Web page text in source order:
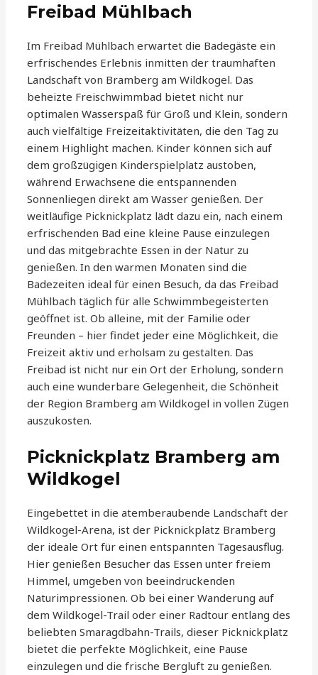
Freibad Mühlbach
Im Freibad Mühlbach erwartet die Badegäste ein
erfrischendes Erlebnis inmitten der traumhaften
Landschaft von Bramberg am Wildkogel. Das
beheizte Freischwimmbad bietet nicht nur
optimalen Wasserspaß für Groß und Klein, sondern
auch vielfältige Freizeitaktivitäten, die den Tag zu
einem Highlight machen. Kinder können sich auf
dem großzügigen Kinderspielplatz austoben,
während Erwachsene die entspannenden
Sonnenliegen direkt am Wasser genießen. Der
weitläufige Picknickplatz lädt dazu ein, nach einem
erfrischenden Bad eine kleine Pause einzulegen
und das mitgebrachte Essen in der Natur zu
genießen. In den warmen Monaten sind die
Badezeiten ideal für einen Besuch, da das Freibad
Mühlbach täglich für alle Schwimmbegeisterten
geöffnet ist. Ob alleine, mit der Familie oder
Freunden – hier findet jeder eine Möglichkeit, die
Freizeit aktiv und erholsam zu gestalten. Das
Freibad ist nicht nur ein Ort der Erholung, sondern
auch eine wunderbare Gelegenheit, die Schönheit
der Region Bramberg am Wildkogel in vollen Zügen
auszukosten.
Picknickplatz Bramberg am
Wildkogel
Eingebettet in die atemberaubende Landschaft der
Wildkogel-Arena, ist der Picknickplatz Bramberg
der ideale Ort für einen entspannten Tagesausflug.
Hier genießen Besucher das Essen unter freiem
Himmel, umgeben von beeindruckenden
Naturimpressionen. Ob bei einer Wanderung auf
dem Wildkogel-Trail oder einer Radtour entlang des
beliebten Smaragdbahn-Trails, dieser Picknickplatz
bietet die perfekte Möglichkeit, eine Pause
einzulegen und die frische Bergluft zu genießen.